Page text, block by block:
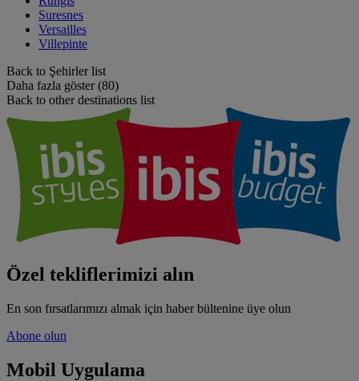
Suresnes
Versailles
Villepinte
Back to Şehirler list
Daha fazla göster (80)
Back to other destinations list
Özel tekliflerimizi alın
En son fırsatlarımızı almak için haber bültenine üye olun
Abone olun
Mobil Uygulama